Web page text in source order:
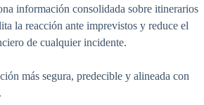
información consolidada sobre itinerarios
la reacción ante imprevistos y reduce el
de cualquier incidente.
más segura, predecible y alineada con